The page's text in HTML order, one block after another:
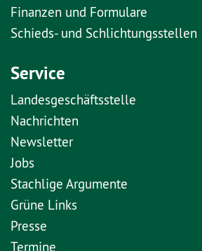
Finanzen und Formulare
Schieds- und Schlichtungsstellen
Service
Landesgeschäftsstelle
Nachrichten
Newsletter
Jobs
Stachlige Argumente
Grüne Links
Presse
Termine